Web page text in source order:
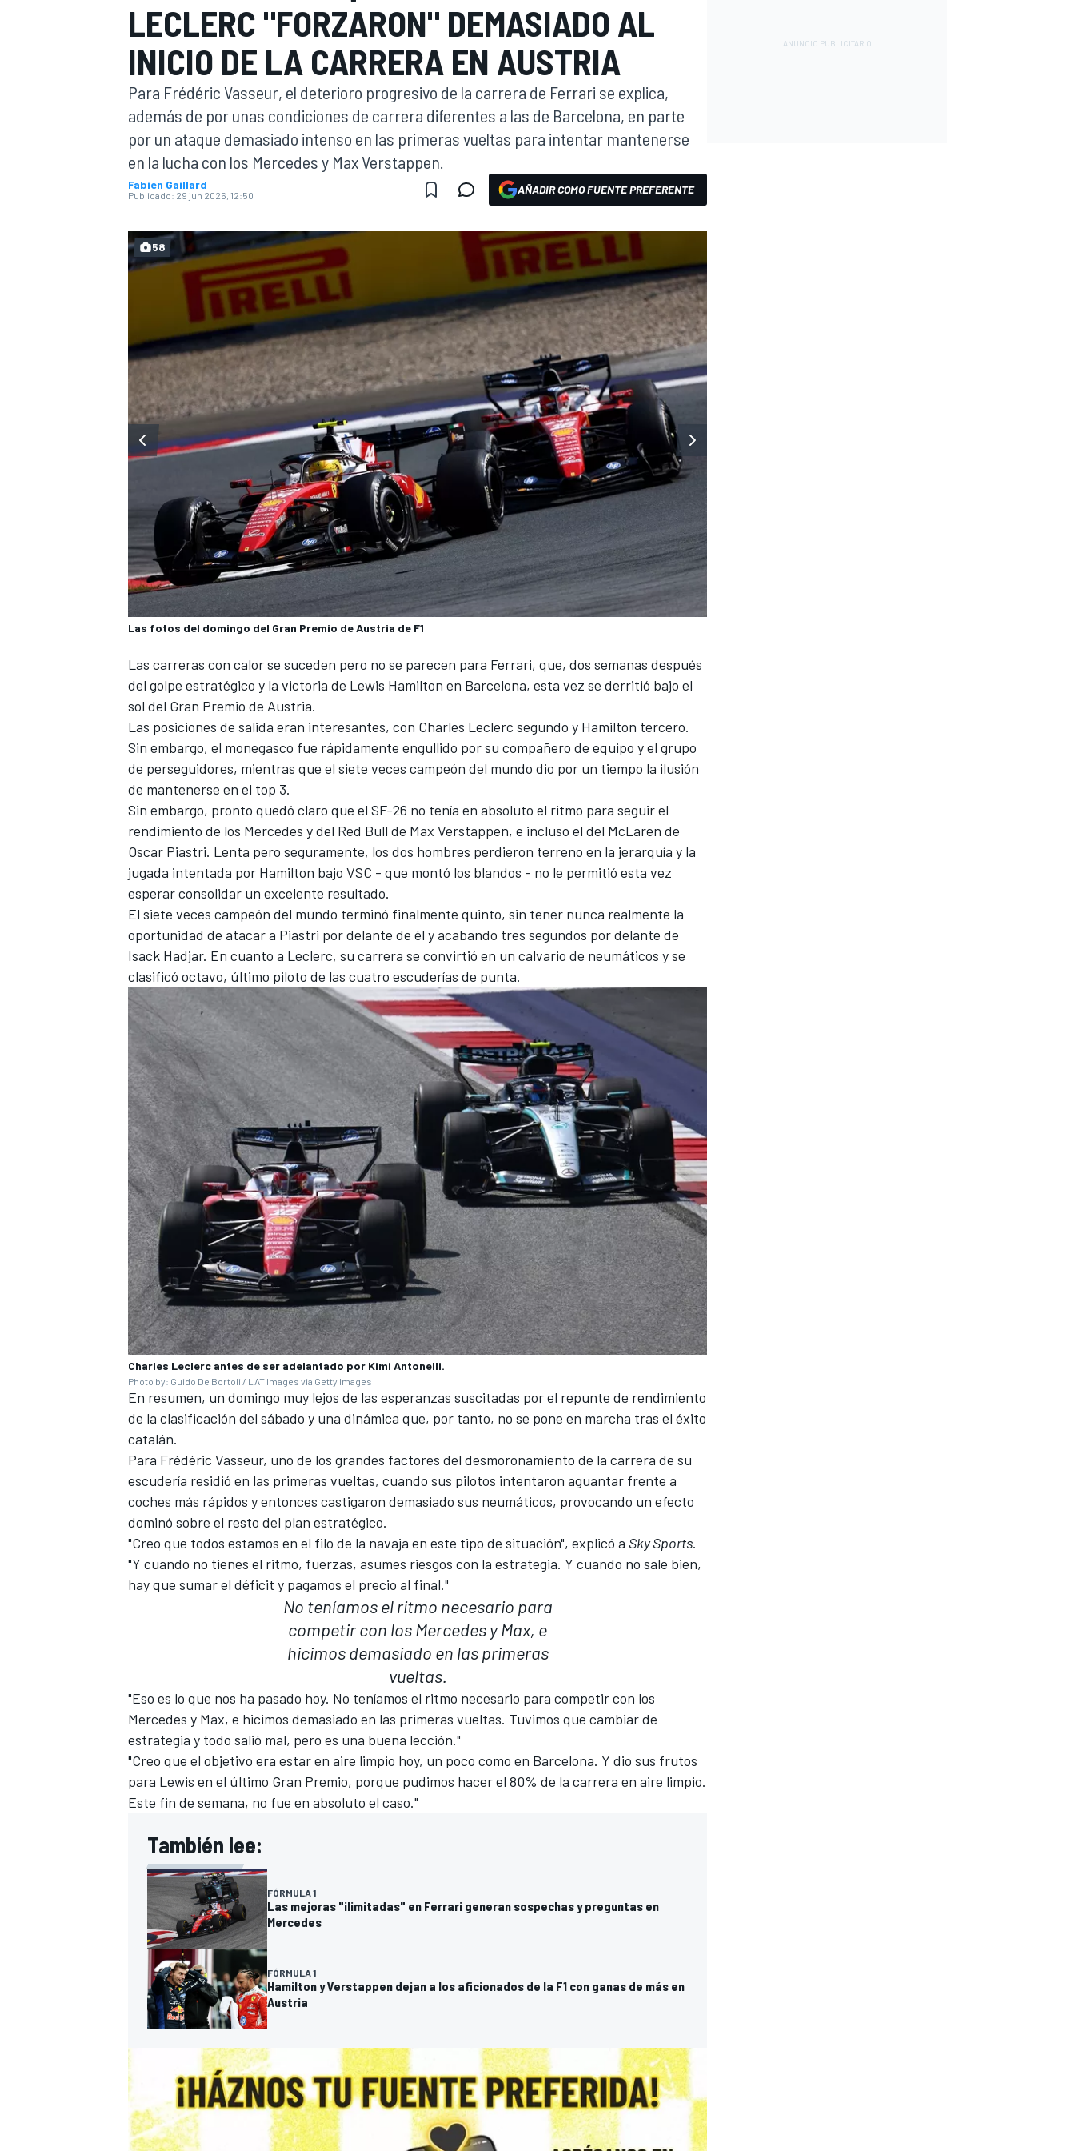
FÓRMULA E MOTO
NASCARINDYCARSPORTSCARRALLYTURISMO
LECLERC "FORZARON" DEMASIADO AL
INICIO DE LA CARRERA EN AUSTRIA
Para Frédéric Vasseur, el deterioro progresivo de la carrera de Ferrari se explica,
además de por unas condiciones de carrera diferentes a las de Barcelona, en parte
por un ataque demasiado intenso en las primeras vueltas para intentar mantenerse
en la lucha con los Mercedes y Max Verstappen.
Fabien Gaillard
Publicado: 29 jun 2026, 12:50 AÑADIR COMO FUENTE PREFERENTE
Las fotos del domingo del Gran Premio de Austria de F1
58
Las carreras con calor se suceden pero no se parecen para Ferrari, que, dos semanas después
del golpe estratégico y la victoria de Lewis Hamilton en Barcelona, esta vez se derritió bajo el
sol del Gran Premio de Austria.
Las posiciones de salida eran interesantes, con Charles Leclerc segundo y Hamilton tercero.
Sin embargo, el monegasco fue rápidamente engullido por su compañero de equipo y el grupo
de perseguidores, mientras que el siete veces campeón del mundo dio por un tiempo la ilusión
de mantenerse en el top 3.
Sin embargo, pronto quedó claro que el SF-26 no tenía en absoluto el ritmo para seguir el
rendimiento de los Mercedes y del Red Bull de Max Verstappen, e incluso el del McLaren de
Oscar Piastri. Lenta pero seguramente, los dos hombres perdieron terreno en la jerarquía y la
jugada intentada por Hamilton bajo VSC - que montó los blandos - no le permitió esta vez
esperar consolidar un excelente resultado.
El siete veces campeón del mundo terminó finalmente quinto, sin tener nunca realmente la
oportunidad de atacar a Piastri por delante de él y acabando tres segundos por delante de
Isack Hadjar. En cuanto a Leclerc, su carrera se convirtió en un calvario de neumáticos y se
clasificó octavo, último piloto de las cuatro escuderías de punta.
Charles Leclerc antes de ser adelantado por Kimi Antonelli.
Photo by: Guido De Bortoli / LAT Images via Getty Images
En resumen, un domingo muy lejos de las esperanzas suscitadas por el repunte de rendimiento
de la clasificación del sábado y una dinámica que, por tanto, no se pone en marcha tras el éxito
catalán.
Para Frédéric Vasseur, uno de los grandes factores del desmoronamiento de la carrera de su
escudería residió en las primeras vueltas, cuando sus pilotos intentaron aguantar frente a
coches más rápidos y entonces castigaron demasiado sus neumáticos, provocando un efecto
dominó sobre el resto del plan estratégico.
"Creo que todos estamos en el filo de la navaja en este tipo de situación", explicó a Sky Sports.
"Y cuando no tienes el ritmo, fuerzas, asumes riesgos con la estrategia. Y cuando no sale bien,
hay que sumar el déficit y pagamos el precio al final."
No teníamos el ritmo necesario para
competir con los Mercedes y Max, e
hicimos demasiado en las primeras
vueltas.
"Eso es lo que nos ha pasado hoy. No teníamos el ritmo necesario para competir con los
Mercedes y Max, e hicimos demasiado en las primeras vueltas. Tuvimos que cambiar de
estrategia y todo salió mal, pero es una buena lección."
"Creo que el objetivo era estar en aire limpio hoy, un poco como en Barcelona. Y dio sus frutos
para Lewis en el último Gran Premio, porque pudimos hacer el 80% de la carrera en aire limpio.
Este fin de semana, no fue en absoluto el caso."
También lee:
FÓRMULA 1
Las mejoras "ilimitadas" en Ferrari generan sospechas y preguntas en
Mercedes
FÓRMULA 1
Hamilton y Verstappen dejan a los aficionados de la F1 con ganas de más en
Austria